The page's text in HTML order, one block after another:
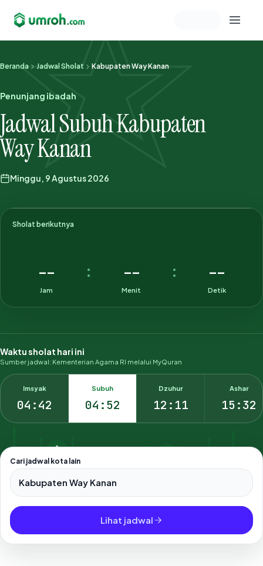
Memeriksa sesi akun
Beranda Jadwal Sholat Kabupaten Way Kanan
Penunjang ibadah
Jadwal Subuh Kabupaten
Way Kanan
Minggu, 9 Agustus 2026
Sholat berikutnya
--
Jam
: --
Menit
: --
Detik
Waktu sholat hari ini
Sumber jadwal: Kementerian Agama RI melalui MyQuran
Imsyak
04:42
Subuh
04:52
Dzuhur
12:11
Ashar
15:32
Cari jadwal kota lain
Pilih salah satu dari 500+ kota dan kabupaten di Indonesia.
Lihat jadwal